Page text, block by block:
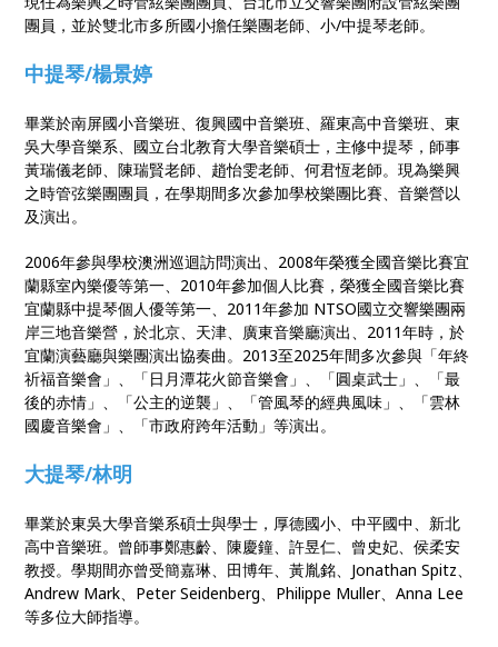
團員，並於雙北市多所國小擔任樂團老師、小/中提琴老師。
中提琴/楊景婷
畢業於南屏國小音樂班、復興國中音樂班、羅東高中音樂班、東
吳大學音樂系、國立台北教育大學音樂碩士，主修中提琴，師事
黃瑞儀老師、陳瑞賢老師、趙怡雯老師、何君恆老師。現為樂興
之時管弦樂團團員，在學期間多次參加學校樂團比賽、音樂營以
及演出。
2006年參與學校澳洲巡迴訪問演出、2008年榮獲全國音樂比賽宜
蘭縣室內樂優等第一、2010年參加個人比賽，榮獲全國音樂比賽
宜蘭縣中提琴個人優等第一、2011年參加 NTSO國立交響樂團兩
岸三地音樂營，於北京、天津、廣東音樂廳演出、2011年時，於
宜蘭演藝廳與樂團演出協奏曲。2013至2025年間多次參與「年終
祈福音樂會」、「日月潭花火節音樂會」、「圓桌武士」、「最
後的赤情」、「公主的逆襲」、「管風琴的經典風味」、「雲林
國慶音樂會」、「市政府跨年活動」等演出。
大提琴/林明
畢業於東吳大學音樂系碩士與學士，厚德國小、中平國中、新北
高中音樂班。曾師事鄭惠齡、陳慶鐘、許昱仁、曾史妃、侯柔安
教授。學期間亦曾受簡嘉琳、田博年、黃胤銘、Jonathan Spitz、
Andrew Mark、Peter Seidenberg、Philippe Muller、Anna Lee
等多位大師指導。